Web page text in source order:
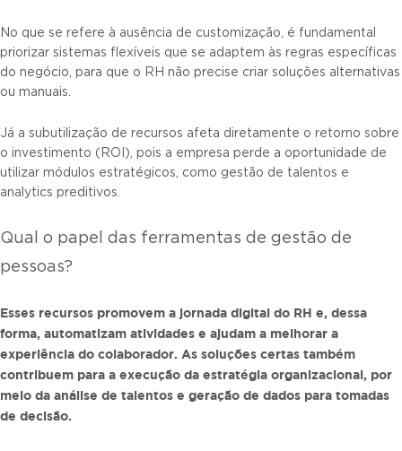
No que se refere à ausência de customização, é fundamental
priorizar sistemas flexíveis que se adaptem às regras específicas
do negócio, para que o RH não precise criar soluções alternativas
ou manuais.
Já a subutilização de recursos afeta diretamente o retorno sobre
o investimento (ROI), pois a empresa perde a oportunidade de
utilizar módulos estratégicos, como gestão de talentos e
analytics preditivos.
Qual o papel das ferramentas de gestão de
pessoas?
Esses recursos promovem a jornada digital do RH e, dessa
forma, automatizam atividades e ajudam a melhorar a
experiência do colaborador. As soluções certas também
contribuem para a execução da estratégia organizacional, por
meio da análise de talentos e geração de dados para tomadas
de decisão.